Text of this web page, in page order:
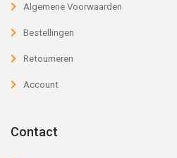
Algemene Voorwaarden
Bestellingen
Retourneren
Account
Contact